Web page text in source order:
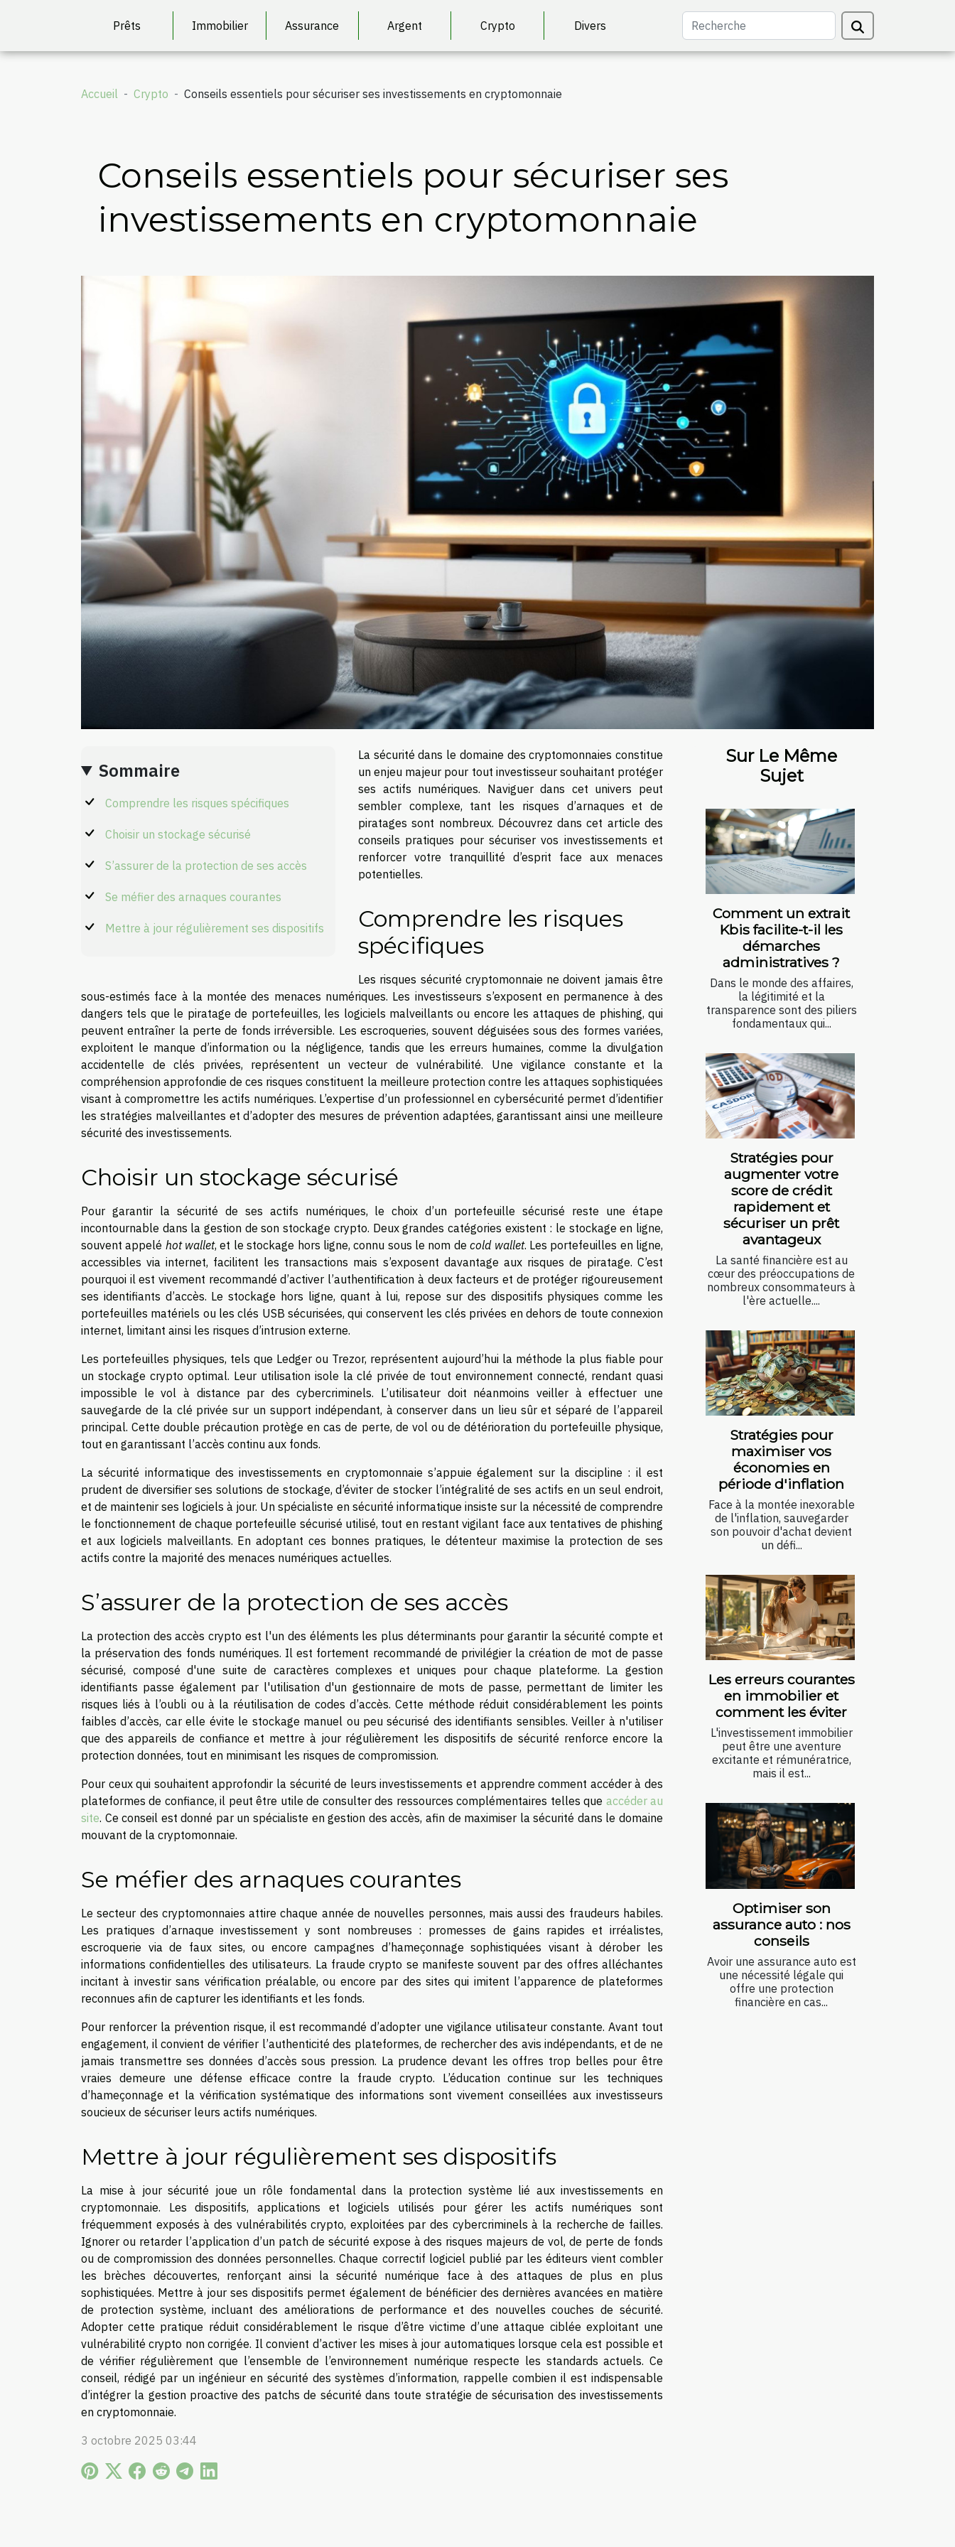
Prêts Immobilier Assurance Argent Crypto Divers
Accueil Crypto Conseils essentiels pour sécuriser ses investissements en cryptomonnaie
Conseils essentiels pour sécuriser ses
investissements en cryptomonnaie
Sommaire
Comprendre les risques spécifiques
Choisir un stockage sécurisé
S’assurer de la protection de ses accès
Se méfier des arnaques courantes
Mettre à jour régulièrement ses dispositifs
La sécurité dans le domaine des cryptomonnaies constitue
un enjeu majeur pour tout investisseur souhaitant protéger
ses actifs numériques. Naviguer dans cet univers peut
sembler complexe, tant les risques d’arnaques et de
piratages sont nombreux. Découvrez dans cet article des
conseils pratiques pour sécuriser vos investissements et
renforcer votre tranquillité d’esprit face aux menaces
potentielles.
Comprendre les risques
spécifiques
Les risques sécurité cryptomonnaie ne doivent jamais être
sous-estimés face à la montée des menaces numériques. Les investisseurs s’exposent en permanence à des
dangers tels que le piratage de portefeuilles, les logiciels malveillants ou encore les attaques de phishing, qui
peuvent entraîner la perte de fonds irréversible. Les escroqueries, souvent déguisées sous des formes variées,
exploitent le manque d’information ou la négligence, tandis que les erreurs humaines, comme la divulgation
accidentelle de clés privées, représentent un vecteur de vulnérabilité. Une vigilance constante et la
compréhension approfondie de ces risques constituent la meilleure protection contre les attaques sophistiquées
visant à compromettre les actifs numériques. L’expertise d’un professionnel en cybersécurité permet d’identifier
les stratégies malveillantes et d’adopter des mesures de prévention adaptées, garantissant ainsi une meilleure
sécurité des investissements.
Choisir un stockage sécurisé
Pour garantir la sécurité de ses actifs numériques, le choix d’un portefeuille sécurisé reste une étape
incontournable dans la gestion de son stockage crypto. Deux grandes catégories existent : le stockage en ligne,
souvent appelé hot wallet, et le stockage hors ligne, connu sous le nom decold wallet. Les portefeuilles en ligne,
accessibles via internet, facilitent les transactions mais s’exposent davantage aux risques de piratage. C’est
pourquoi il est vivement recommandé d’activer l’authentification à deux facteurs et de protéger rigoureusement
ses identifiants d’accès. Le stockage hors ligne, quant à lui, repose sur des dispositifs physiques comme les
portefeuilles matériels ou les clés USB sécurisées, qui conservent les clés privées en dehors de toute connexion
internet, limitant ainsi les risques d’intrusion externe.
Les portefeuilles physiques, tels que Ledger ou Trezor, représentent aujourd’hui la méthode la plus fiable pour
un stockage crypto optimal. Leur utilisation isole la clé privée de tout environnement connecté, rendant quasi
impossible le vol à distance par des cybercriminels. L’utilisateur doit néanmoins veiller à effectuer une
sauvegarde de la clé privée sur un support indépendant, à conserver dans un lieu sûr et séparé de l’appareil
principal. Cette double précaution protège en cas de perte, de vol ou de détérioration du portefeuille physique,
tout en garantissant l’accès continu aux fonds.
La sécurité informatique des investissements en cryptomonnaie s’appuie également sur la discipline : il est
prudent de diversifier ses solutions de stockage, d’éviter de stocker l’intégralité de ses actifs en un seul endroit,
et de maintenir ses logiciels à jour. Un spécialiste en sécurité informatique insiste sur la nécessité de comprendre
le fonctionnement de chaque portefeuille sécurisé utilisé, tout en restant vigilant face aux tentatives de phishing
et aux logiciels malveillants. En adoptant ces bonnes pratiques, le détenteur maximise la protection de ses
actifs contre la majorité des menaces numériques actuelles.
S’assurer de la protection de ses accès
La protection des accès crypto est l'un des éléments les plus déterminants pour garantir la sécurité compte et
la préservation des fonds numériques. Il est fortement recommandé de privilégier la création de mot de passe
sécurisé, composé d'une suite de caractères complexes et uniques pour chaque plateforme. La gestion
identifiants passe également par l'utilisation d'un gestionnaire de mots de passe, permettant de limiter les
risques liés à l’oubli ou à la réutilisation de codes d’accès. Cette méthode réduit considérablement les points
faibles d’accès, car elle évite le stockage manuel ou peu sécurisé des identifiants sensibles. Veiller à n'utiliser
que des appareils de confiance et mettre à jour régulièrement les dispositifs de sécurité renforce encore la
protection données, tout en minimisant les risques de compromission.
Pour ceux qui souhaitent approfondir la sécurité de leurs investissements et apprendre comment accéder à des
plateformes de confiance, il peut être utile de consulter des ressources complémentaires telles que accéder au
site. Ce conseil est donné par un spécialiste en gestion des accès, afin de maximiser la sécurité dans le domaine
mouvant de la cryptomonnaie.
Se méfier des arnaques courantes
Le secteur des cryptomonnaies attire chaque année de nouvelles personnes, mais aussi des fraudeurs habiles.
Les pratiques d’arnaque investissement y sont nombreuses : promesses de gains rapides et irréalistes,
escroquerie via de faux sites, ou encore campagnes d’hameçonnage sophistiquées visant à dérober les
informations confidentielles des utilisateurs. La fraude crypto se manifeste souvent par des offres alléchantes
incitant à investir sans vérification préalable, ou encore par des sites qui imitent l’apparence de plateformes
reconnues afin de capturer les identifiants et les fonds.
Pour renforcer la prévention risque, il est recommandé d’adopter une vigilance utilisateur constante. Avant tout
engagement, il convient de vérifier l’authenticité des plateformes, de rechercher des avis indépendants, et de ne
jamais transmettre ses données d’accès sous pression. La prudence devant les offres trop belles pour être
vraies demeure une défense efficace contre la fraude crypto. L’éducation continue sur les techniques
d’hameçonnage et la vérification systématique des informations sont vivement conseillées aux investisseurs
soucieux de sécuriser leurs actifs numériques.
Mettre à jour régulièrement ses dispositifs
La mise à jour sécurité joue un rôle fondamental dans la protection système lié aux investissements en
cryptomonnaie. Les dispositifs, applications et logiciels utilisés pour gérer les actifs numériques sont
fréquemment exposés à des vulnérabilités crypto, exploitées par des cybercriminels à la recherche de failles.
Ignorer ou retarder l’application d’un patch de sécurité expose à des risques majeurs de vol, de perte de fonds
ou de compromission des données personnelles. Chaque correctif logiciel publié par les éditeurs vient combler
les brèches découvertes, renforçant ainsi la sécurité numérique face à des attaques de plus en plus
sophistiquées. Mettre à jour ses dispositifs permet également de bénéficier des dernières avancées en matière
de protection système, incluant des améliorations de performance et des nouvelles couches de sécurité.
Adopter cette pratique réduit considérablement le risque d’être victime d’une attaque ciblée exploitant une
vulnérabilité crypto non corrigée. Il convient d’activer les mises à jour automatiques lorsque cela est possible et
de vérifier régulièrement que l’ensemble de l’environnement numérique respecte les standards actuels. Ce
conseil, rédigé par un ingénieur en sécurité des systèmes d’information, rappelle combien il est indispensable
d’intégrer la gestion proactive des patchs de sécurité dans toute stratégie de sécurisation des investissements
en cryptomonnaie.
3 octobre 2025 03:44
Sur Le Même
Sujet
Comment un extrait
Kbis facilite-t-il les
démarches
administratives ?
Dans le monde des affaires,
la légitimité et la
transparence sont des piliers
fondamentaux qui...
Stratégies pour
augmenter votre
score de crédit
rapidement et
sécuriser un prêt
avantageux
La santé financière est au
cœur des préoccupations de
nombreux consommateurs à
l'ère actuelle....
Stratégies pour
maximiser vos
économies en
période d'inflation
Face à la montée inexorable
de l'inflation, sauvegarder
son pouvoir d'achat devient
un défi...
Les erreurs courantes
en immobilier et
comment les éviter
L'investissement immobilier
peut être une aventure
excitante et rémunératrice,
mais il est...
Optimiser son
assurance auto : nos
conseils
Avoir une assurance auto est
une nécessité légale qui
offre une protection
financière en cas...